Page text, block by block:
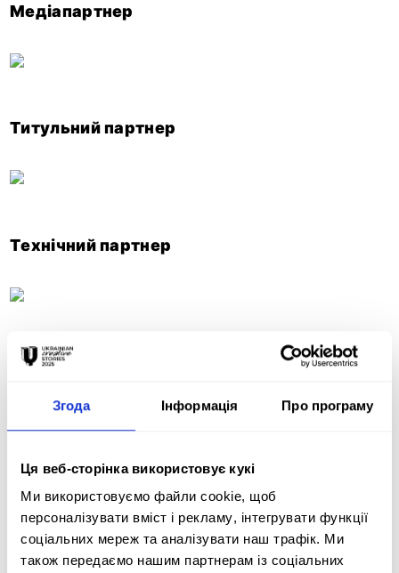
Згода Інформація Про програму
Ця веб-сторінка використовує кукі
Ми використовуємо файли cookie, щоб
персоналізувати вміст і рекламу, інтегрувати функції
соціальних мереж та аналізувати наш трафік. Ми
також передаємо нашим партнерам із соціальних
Медіапартнер
Титульний партнер
Технічний партнер
Креативний партнер
Продакшн партнер